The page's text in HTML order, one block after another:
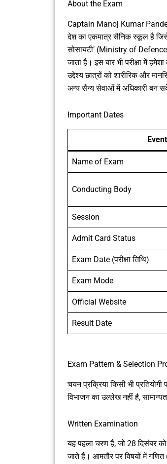
About the Exam
Captain Manoj Kumar
देश का एकमात्र सैनिक स्कूल है जिसे
सोसायटी’ (Ministry of
जाता है। इस बार भी परीक्षा में
उद्देश्य छात्रों को शारीरिक और
अन्य सैन्य सेवाओं में अधिकारी बन
Important Dates
Event
Name of Exam
Conducting Body
Session
Admit Card Status
Exam Date (परीक्षा तिथि)
Exam Mode
Official Website
Result Date
Exam Pattern & Selection
चयन प्रक्रिया किसी भी प्रतियोगी
विभाजन का उल्लेख नहीं है,
Written Examination
यह पहला चरण है, जो 28 दिसंबर
जाते हैं। आमतौर पर विषयों में